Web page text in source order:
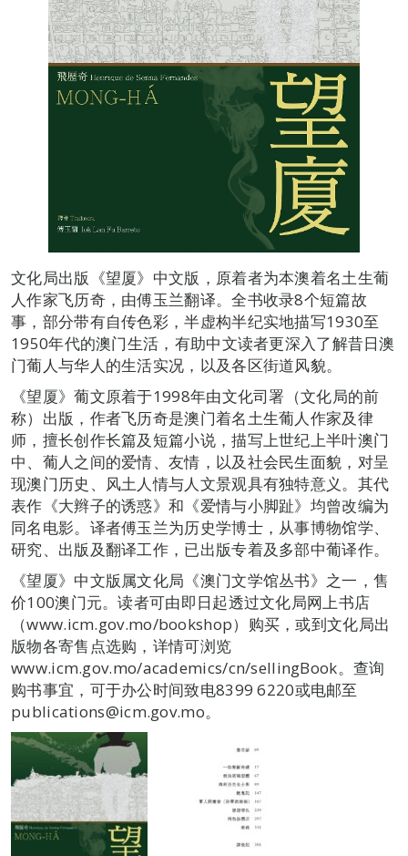
文化局出版《望厦》中文版，原着者为本澳着名土生葡
人作家飞历奇，由傅玉兰翻译。全书收录8个短篇故
事，部分带有自传色彩，半虚构半纪实地描写1930至
1950年代的澳门生活，有助中文读者更深入了解昔日澳
门葡人与华人的生活实况，以及各区街道风貌。
《望厦》葡文原着于1998年由文化司署（文化局的前
称）出版，作者飞历奇是澳门着名土生葡人作家及律
师，擅长创作长篇及短篇小说，描写上世纪上半叶澳门
中、葡人之间的爱情、友情，以及社会民生面貌，对呈
现澳门历史、风土人情与人文景观具有独特意义。其代
表作《大辫子的诱惑》和《爱情与小脚趾》均曾改编为
同名电影。译者傅玉兰为历史学博士，从事博物馆学、
研究、出版及翻译工作，已出版专着及多部中葡译作。
《望厦》中文版属文化局《澳门文学馆丛书》之一，售
价100澳门元。读者可由即日起透过文化局网上书店
（www.icm.gov.mo/bookshop）购买，或到文化局出
版物各寄售点选购，详情可浏览
www.icm.gov.mo/academics/cn/sellingBook。查询
购书事宜，可于办公时间致电8399 6220或电邮至
publications@icm.gov.mo。